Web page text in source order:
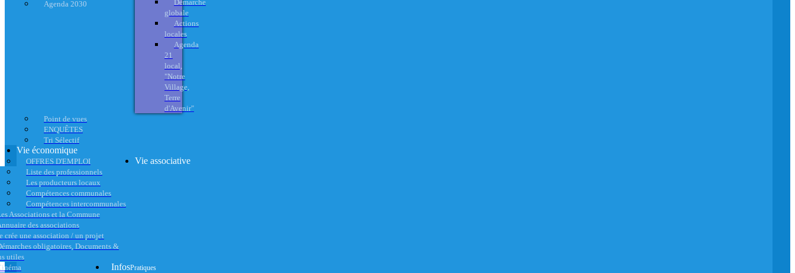
Agenda 2030
Démarche
globale
Actions
locales
Agenda
21
local,
"Notre
Village,
Terre
d'Avenir"
Point de vues
ENQUÊTES
Tri Sélectif
Vie économique
OFFRES D'EMPLOI
Liste des professionnels
Les producteurs locaux
Compétences communales
Compétences intercommunales
Vie associative
Associations et la Commune
des associations
crée une association / un projet
obligatoires, Documents &
utiles
InfosPratiques